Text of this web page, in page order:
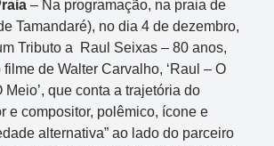
– Na programação, na praia de
Tamandaré), no dia 4 de dezembro,
Tributo a Raul Seixas – 80 anos,
de Walter Carvalho, ‘Raul – O
Meio’, que conta a trajetória do
e compositor, polêmico, ícone e
alternativa” ao lado do parceiro